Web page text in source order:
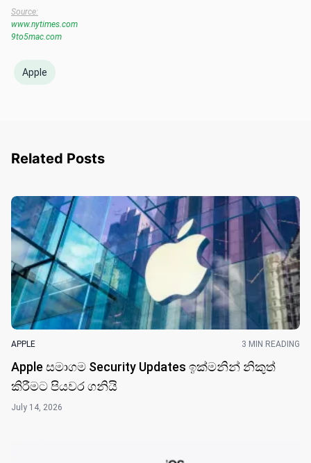
Source:
www.nytimes.com
9to5mac.com
Apple
Related Posts
APPLE 3 MIN READING
Apple සමාගම Security Updates ඉක්මනින් නිකුත්
කිරීමට පියවර ගනියි
July 14, 2026